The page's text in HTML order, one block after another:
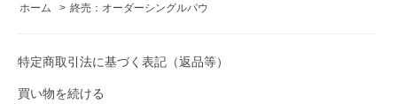
ホーム > 終売：オーダーシングルパウ
特定商取引法に基づく表記（返品等）
買い物を続ける